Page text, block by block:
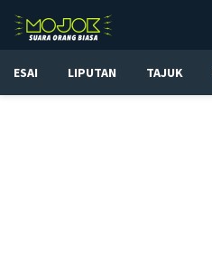
ESAI LIPUTAN TAJUK